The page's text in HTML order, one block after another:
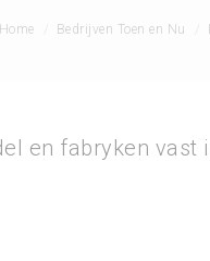
bent hier:
Home Bedrijven Toen en Nu
en fabryken vast